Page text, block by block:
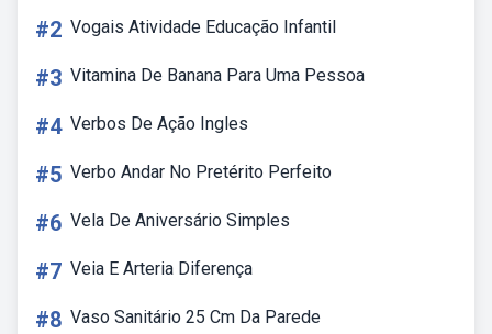
#2 Vogais Atividade Educação Infantil
#3 Vitamina De Banana Para Uma Pessoa
#4 Verbos De Ação Ingles
#5 Verbo Andar No Pretérito Perfeito
#6 Vela De Aniversário Simples
#7 Veia E Arteria Diferença
#8 Vaso Sanitário 25 Cm Da Parede